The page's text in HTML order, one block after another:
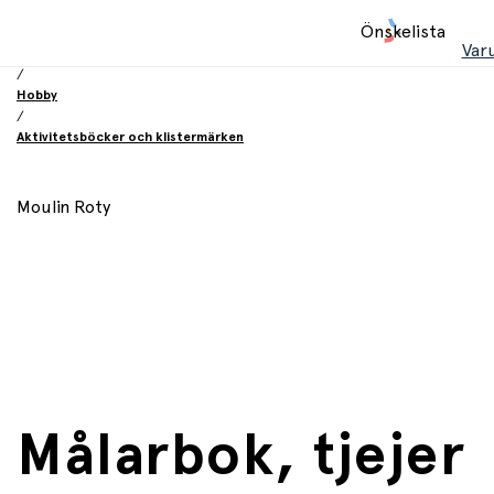
Önskelista
/
Hobby
/
Aktivitetsböcker och klistermärken
Moulin Roty
Målarbok, tjejer